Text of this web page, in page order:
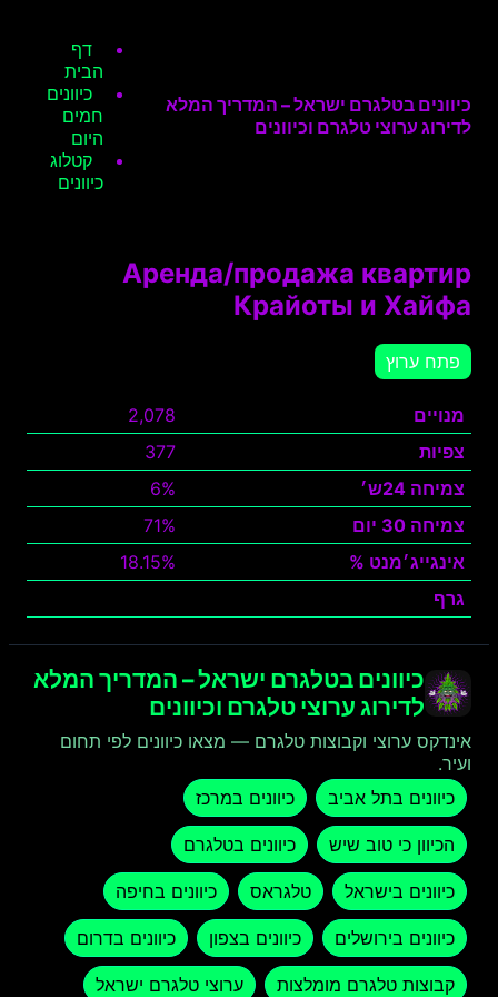
כיוונים בטלגרם ישראל – המדריך המלא
לדירוג ערוצי טלגרם וכיוונים
דף
הבית
כיוונים
חמים
היום
קטלוג
כיוונים
Аренда/продажа квартир
Крайоты и Хайфа
פתח ערוץ
מנויים
2,078
צפיות
377
צמיחה 24ש׳
6%
צמיחה 30 יום
71%
אינגייג׳מנט %
18.15%
גרף
כיוונים בטלגרם ישראל – המדריך המלא
לדירוג ערוצי טלגרם וכיוונים
אינדקס ערוצי וקבוצות טלגרם — מצאו כיוונים לפי תחום
ועיר.
כיוונים בתל אביב
כיוונים במרכז
הכיוון כי טוב שיש כיוונים בטלגרם
כיוונים בישראל טלגראס כיוונים בחיפה
כיוונים בירושלים כיוונים בצפון כיוונים בדרום
קבוצות טלגרם מומלצות ערוצי טלגרם ישראל